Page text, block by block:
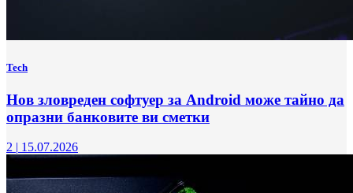
Tech
Нов зловреден софтуер за Android може тайно да
опразни банковите ви сметки
2 | 15.07.2026